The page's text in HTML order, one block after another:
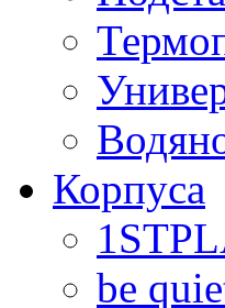
Корпуса
be